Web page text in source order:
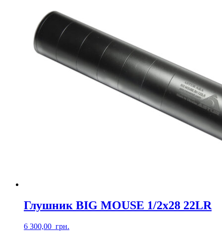
Глушник BIG MOUSE 1/2х28 22LR
6 300,00 грн.